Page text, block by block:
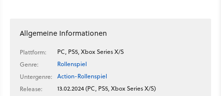
anspielen. Wie dieser clevere Kampf aus Diesseits und Jenseits
funktioniert, worauf es Bansihers wirklich ankommt und was
Video!
Allgemeine Informationen
Plattform:
PC, PS5, Xbox Series X/S
Genre:
Rollenspiel
Untergenre:
Action-Rollenspiel
Release:
13.02.2024 (PC, PS5, Xbox Series X/S)